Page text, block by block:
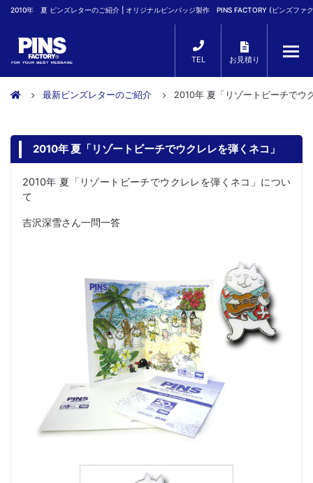
2010年 夏 ピンズレターのご紹介 | オリジナルピンバッジ製作 PINS FACTORY (ピンズファ
TEL お見積り
最新ピンズレターのご紹介 2010年 夏「リゾートビーチでウ
2010年 夏「リゾートビーチでウクレレを弾くネコ」
2010年 夏「リゾートビーチでウクレレを弾くネコ」につい
て
吉沢深雪さん一問一答